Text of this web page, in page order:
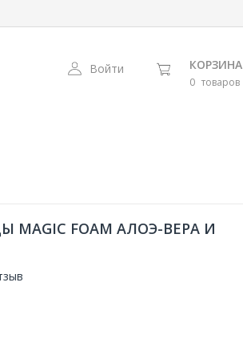
Войти КОРЗИНА
0 товаров
FOAM АЛОЭ-ВЕРА И